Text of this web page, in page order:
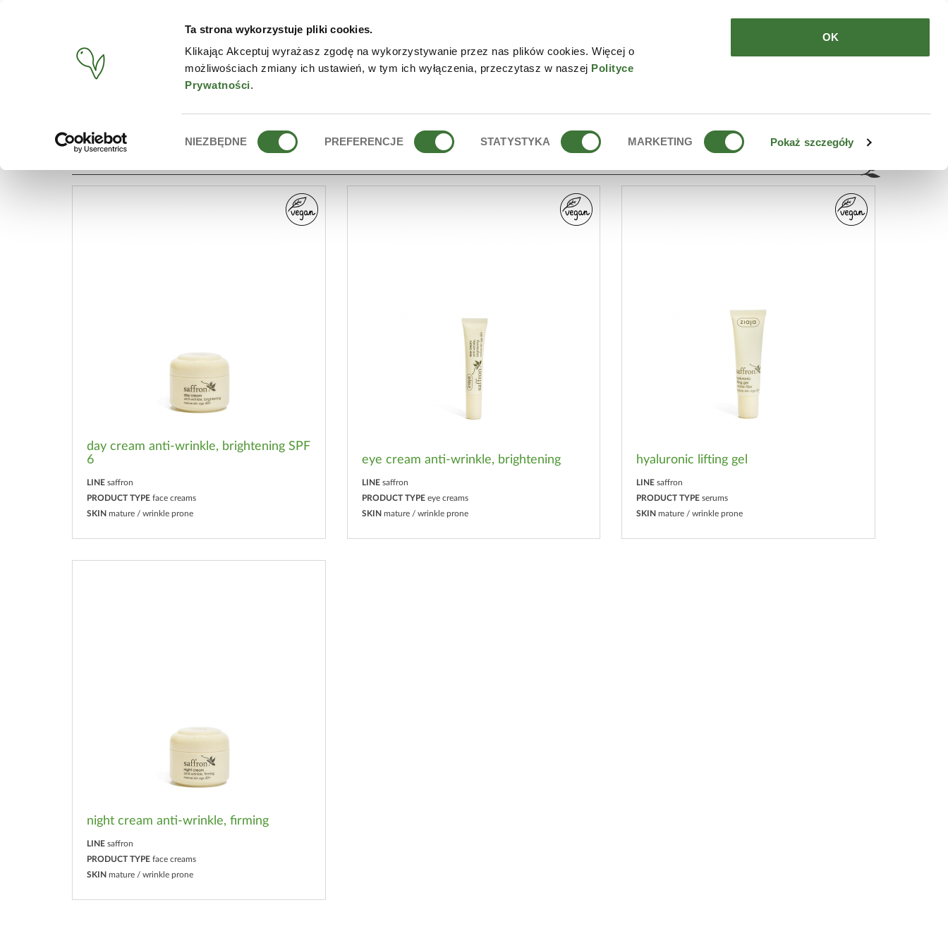
Ta strona wykorzystuje pliki cookies.
Klikając Akceptuj wyrażasz zgodę na wykorzystywanie przez nas plików cookies. Więcej o
możliwościach zmiany ich ustawień, w tym ich wyłączenia, przeczytasz w naszej Polityce
Prywatności.
zgody
NIEZBĘDNE PREFERENCJE STATYSTYKA MARKETING Pokaż szczegóły
OK
PRODUCTS CONTACT
START SAFFRON
LINES: SAFFRON
day cream anti-wrinkle, brightening SPF
6
LINE saffron
PRODUCT TYPE face creams
SKIN mature / wrinkle prone
eye cream anti-wrinkle, brightening
LINE saffron
PRODUCT TYPE eye creams
SKIN mature / wrinkle prone
hyaluronic lifting gel
LINE saffron
PRODUCT TYPE serums
SKIN mature / wrinkle prone
night cream anti-wrinkle, firming
LINE saffron
PRODUCT TYPE face creams
SKIN mature / wrinkle prone